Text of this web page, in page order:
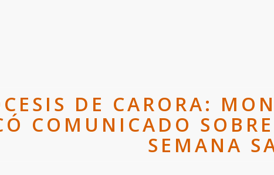
DE CARORA:
COMUNICADO
SEMANA